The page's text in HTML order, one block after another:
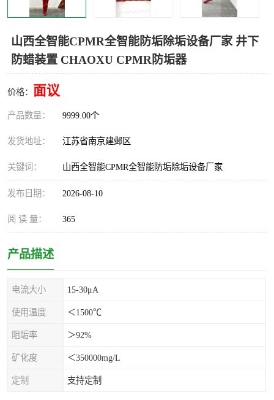
山西全智能CPMR全智能防垢除垢设备厂家 井下
防蜡装置 CHAOXU CPMR防垢器
价格： 面议
产品数量： 9999.00个
发货地址： 江苏省南京建邺区
关键词： 山西全智能CPMR全智能防垢除垢设备厂家
发布日期： 2026-08-10
阅 读 量： 365
产品描述
电流大小 15-30μA
使用温度 ＜1500℃
阻垢率 ＞92%
矿化度 ＜350000mg/L
定制 支持定制